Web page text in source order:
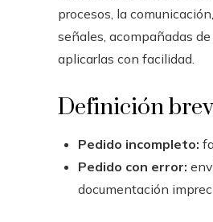
procesos, la
señales, acompañadas
aplicarlas con facilidad.
Definición
Pedido incompleto:
Pedido con error:
documentación